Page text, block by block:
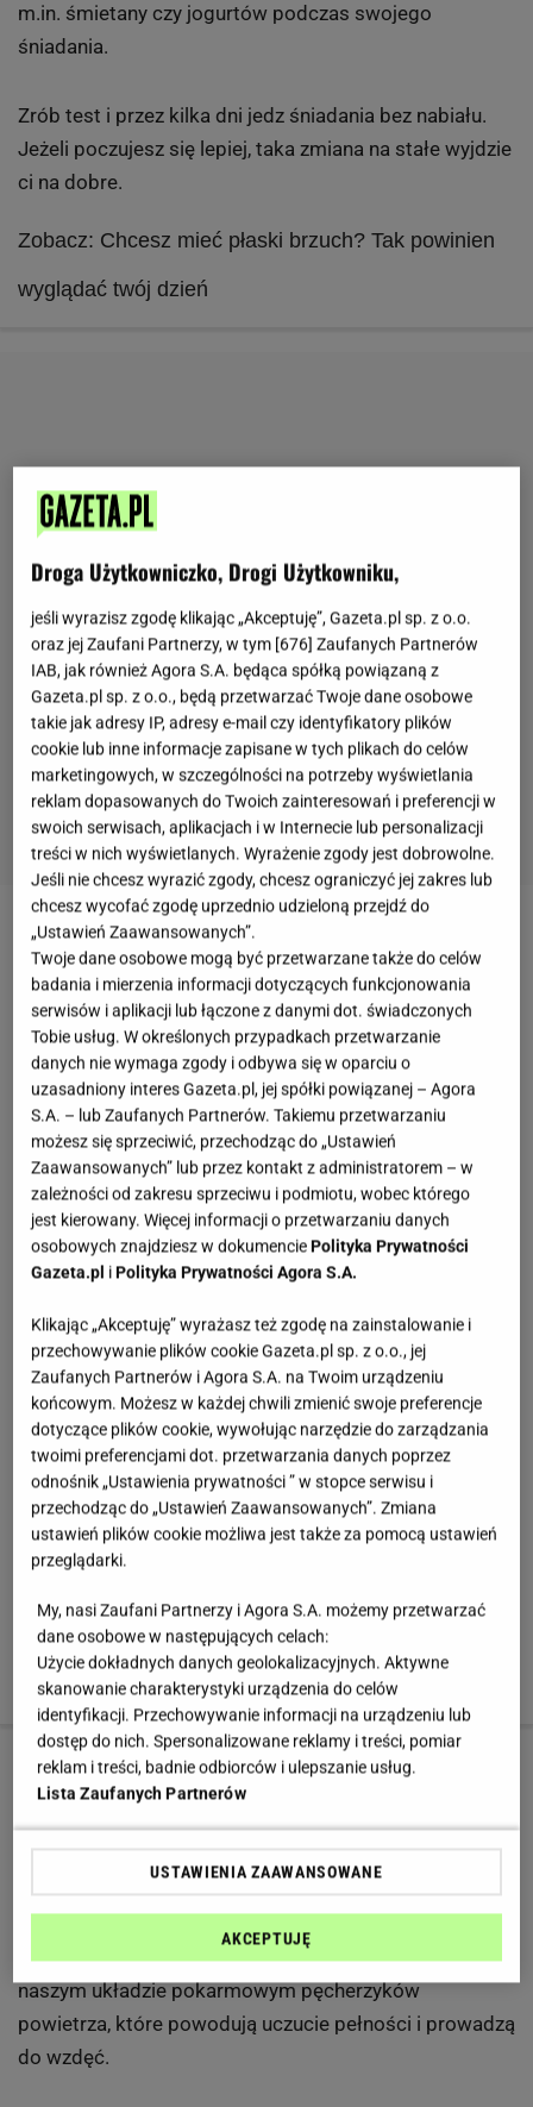
m.in. śmietany czy jogurtów podczas swojego
śniadania.
Zrób test i przez kilka dni jedz śniadania bez nabiału.
Jeżeli poczujesz się lepiej, taka zmiana na stałe wyjdzie
ci na dobre.
Zobacz: Chcesz mieć płaski brzuch? Tak powinien
wyglądać twój dzień
2 z 8
Joga i egzotyczny koktajl
3. Oczyszczająca sesja jogi
Krótki trening jogi rano, pomoże ci przygotować
organizm na resztę dnia. Wspomoże trawienie, pobudzi
i doda energii. Poczujesz się o wiele lepiej.
4. Przed południem sięgnij po egzotyczną przekąskę
- zwłaszcza ananas - pomagają schudnąć. Zarówno
ananas, jak i na przykład papaja, zawierają enzymy,
które pomagają spalać tłuszcz i pobudzają nasz
metabolizm. Rozbijają białka, ułatwiają trawienie.
Sięgnij w ciągu dnia po te owoce, albo zrób z nich
koktajl na bazie wody. Poza korzyściami zdrowotnymi,
dobry humor gwarantowany!
Zobacz: Przegryzki, które dodają energii. Co
zamiast słodyczy?
3 z 8
Jedz powoli, unikaj gumy do żucia
5. Jedz powoli
Jedzenie w pośpiechu, prowadzi do gromadzenia się w
naszym układzie pokarmowym pęcherzyków
powietrza, które powodują uczucie pełności i prowadzą
do wzdęć.
Droga Użytkowniczko, Drogi Użytkowniku,
jeśli wyrazisz zgodę klikając „Akceptuję”, Gazeta.pl sp. z o.o.
oraz jej Zaufani Partnerzy, w tym [676] Zaufanych Partnerów
IAB, jak również Agora S.A. będąca spółką powiązaną z
Gazeta.pl sp. z o.o., będą przetwarzać Twoje dane osobowe
takie jak adresy IP, adresy e-mail czy identyfikatory plików
cookie lub inne informacje zapisane w tych plikach do celów
marketingowych, w szczególności na potrzeby wyświetlania
reklam dopasowanych do Twoich zainteresowań i preferencji w
swoich serwisach, aplikacjach i w Internecie lub personalizacji
treści w nich wyświetlanych. Wyrażenie zgody jest dobrowolne.
Jeśli nie chcesz wyrazić zgody, chcesz ograniczyć jej zakres lub
chcesz wycofać zgodę uprzednio udzieloną przejdź do
„Ustawień Zaawansowanych”.
Twoje dane osobowe mogą być przetwarzane także do celów
badania i mierzenia informacji dotyczących funkcjonowania
serwisów i aplikacji lub łączone z danymi dot. świadczonych
Tobie usług. W określonych przypadkach przetwarzanie
danych nie wymaga zgody i odbywa się w oparciu o
uzasadniony interes Gazeta.pl, jej spółki powiązanej – Agora
S.A. – lub Zaufanych Partnerów. Takiemu przetwarzaniu
możesz się sprzeciwić, przechodząc do „Ustawień
Zaawansowanych” lub przez kontakt z administratorem – w
zależności od zakresu sprzeciwu i podmiotu, wobec którego
jest kierowany. Więcej informacji o przetwarzaniu danych
osobowych znajdziesz w dokumenciePolityka Prywatności
Gazeta.pl iPolityka Prywatności Agora S.A.
Klikając „Akceptuję” wyrażasz też zgodę na zainstalowanie i
przechowywanie plików cookie Gazeta.pl sp. z o.o., jej
Zaufanych Partnerów i Agora S.A. na Twoim urządzeniu
końcowym. Możesz w każdej chwili zmienić swoje preferencje
dotyczące plików cookie, wywołując narzędzie do zarządzania
twoimi preferencjami dot. przetwarzania danych poprzez
odnośnik „Ustawienia prywatności ” w stopce serwisu i
przechodząc do „Ustawień Zaawansowanych”. Zmiana
ustawień plików cookie możliwa jest także za pomocą ustawień
przeglądarki.
My, nasi Zaufani Partnerzy i Agora S.A. możemy przetwarzać
dane osobowe w następujących celach:
Użycie dokładnych danych geolokalizacyjnych. Aktywne
skanowanie charakterystyki urządzenia do celów
identyfikacji. Przechowywanie informacji na urządzeniu lub
dostęp do nich. Spersonalizowane reklamy i treści, pomiar
reklam i treści, badnie odbiorców i ulepszanie usług.
Lista Zaufanych Partnerów
USTAWIENIA ZAAWANSOWANE
AKCEPTUJĘ